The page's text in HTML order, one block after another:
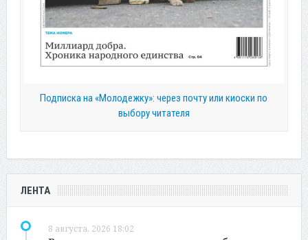
Подписка на «Молодежку»: через почту или киоски по
выбору читателя
ЛЕНТА
8 августа, 2026 18:02